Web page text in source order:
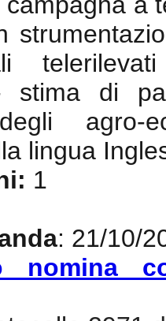
stima di
agro-
lingua
1
: 21/10/
nomina